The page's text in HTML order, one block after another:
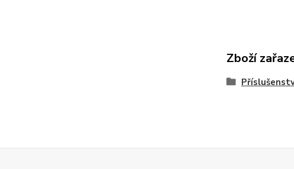
Zboží